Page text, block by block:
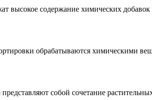
высокое содержание химических добавок
обрабатываются химическими
собой сочетание